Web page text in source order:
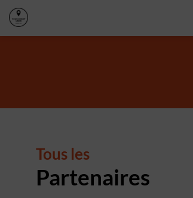
Tous les
Partenaires